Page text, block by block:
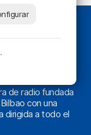
en Bilbao.
partidos del
social.
de radio fundada
con una
dirigida a todo el